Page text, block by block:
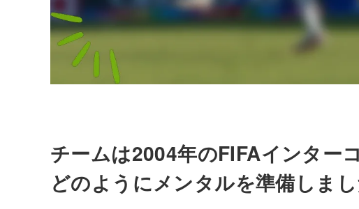
チームは2004年のFIFAインター
どのようにメンタルを準備しま